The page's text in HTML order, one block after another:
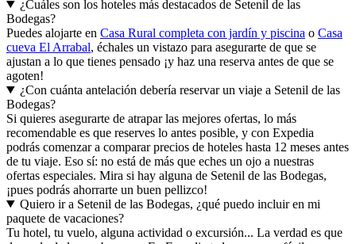
Tú te encargarás de seleccionar qué vuelo, hotel o excursión te
interesan y de combinarlos como mejor te venga. Tendrás más de
500 líneas aéreas, más de 1 millón de alojamientos y miles de
actividades y coches de alquiler entre los que escoger en todo el
mundo.
¿Dónde puedo alojarme en Setenil de las Bodegas?
La variedad no es poca, pero, al final, todo depende del tipo de viaje
que tengas en mente. Una visita que no querrás pasar por alto en tu
itinerario es, con toda seguridad, Iglesia de Nuestra Señora de la
Encarnación. Opta por un alojamiento cerca y así podrás ir andando
sin tener que depender del transporte público.
¿Cuáles son los hoteles más destacados de Setenil de las
Bodegas?
Puedes alojarte enCasa Rural completa con jardín y piscina oCasa
cueva El Arrabal, échales un vistazo para asegurarte de que se
ajustan a lo que tienes pensado ¡y haz una reserva antes de que se